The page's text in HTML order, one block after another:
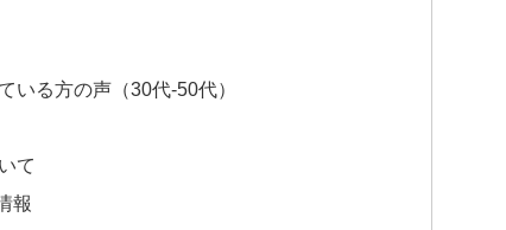
いる方の声（30代-50代）
て
報